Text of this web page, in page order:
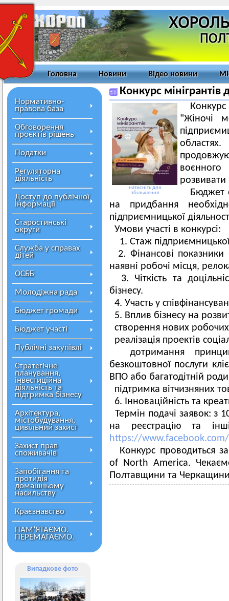
Головна Новини Відео новини
Нормативно-
правова база
Обговорення
проєктів рішень
Податки
Регуляторна
діяльність
Доступ до публічної
інформації
Старостинські
округи
Служба у справах
дітей
ОСББ
Молодіжна рада
Бюджет громади
Бюджет участі
Публічні закупівлі
Стратегічне
планування,
інвестиційна
діяльність та
підтримка бізнесу
Архітектура,
містобудування,
цивільний захист
Захист прав
споживачів
Запобігання та
протидія
домашньому
насильству
Краєзнавство
ПАМ’ЯТАЄМО.
ПЕРЕМАГАЄМО.
Випадкове фото
Конкурс
натисніть для
збільшення
Конкурс
"Жіночі
розвивати
Бюджет
на придбання
підприємницької
Умови участі в конкурсі:
1. Стаж
2. Фінансові показники
наявні робочі місця,
3. Чіткість та
бізнесу.
4. Участь у
5. Вплив бізнесу на
створення нових
реалізація проектів
дотримання
безкоштовної послуги
ВПО або багатодітній
підтримка вітчизняних
6. Інноваційність та
Термін подачі заявок: з
на реєстрацію та
https://
Конкурс проводиться
of North America.
Полтавщини та